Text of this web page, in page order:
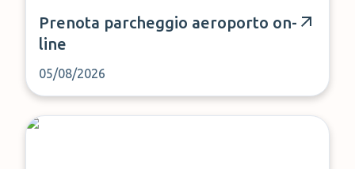
Prenota parcheggio aeroporto on-
line
05/08/2026